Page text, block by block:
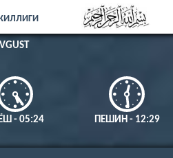
- 05:24 ПЕШИН - 12:29